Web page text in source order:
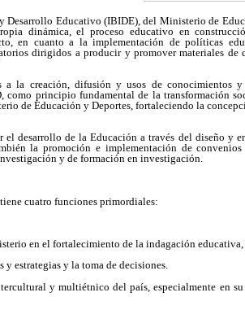
Educativo (IBIDE), del Ministerio de
dinámica, el proceso educativo en
en cuanto a la implementación de políticas
dirigidos a producir y promover materiales de
a la creación, difusión y usos de conocimientos
principio fundamental de la transformación
de Educación y Deportes, fortaleciendo la
desarrollo de la Educación a través del diseño y
la promoción e implementación de
y de formación en investigación.
cuatro funciones primordiales:
en el fortalecimiento de la indagación
estrategias y la toma de decisiones.
y multiétnico del país, especialmente en